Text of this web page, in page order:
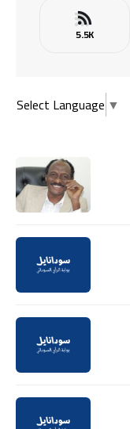
5.5K
Select Language ▼